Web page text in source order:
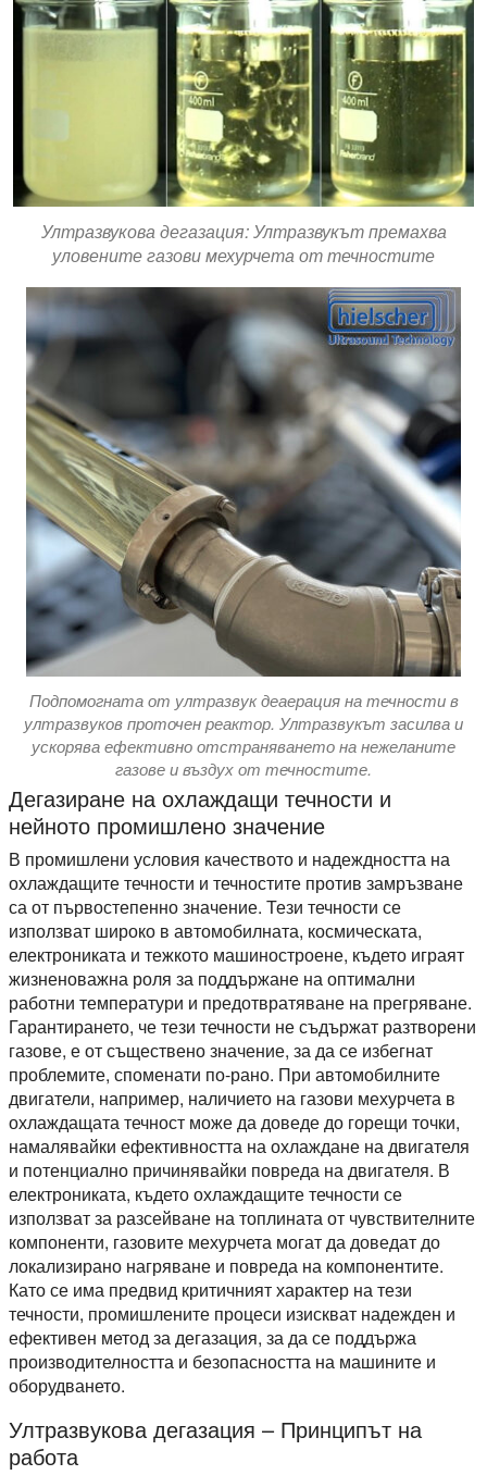
Ултразвукова дегазация: Ултразвукът премахва
уловените газови мехурчета от течностите
Подпомогната от ултразвук деаерация на течности в
ултразвуков проточен реактор. Ултразвукът засилва и
ускорява ефективно отстраняването на нежеланите
газове и въздух от течностите.
Дегазиране на охлаждащи течности и
нейното промишлено значение
В промишлени условия качеството и надеждността на
охлаждащите течности и течностите против замръзване
са от първостепенно значение. Тези течности се
използват широко в автомобилната, космическата,
електрониката и тежкото машиностроене, където играят
жизненоважна роля за поддържане на оптимални
работни температури и предотвратяване на прегряване.
Гарантирането, че тези течности не съдържат разтворени
газове, е от съществено значение, за да се избегнат
проблемите, споменати по-рано. При автомобилните
двигатели, например, наличието на газови мехурчета в
охлаждащата течност може да доведе до горещи точки,
намалявайки ефективността на охлаждане на двигателя
и потенциално причинявайки повреда на двигателя. В
електрониката, където охлаждащите течности се
използват за разсейване на топлината от чувствителните
компоненти, газовите мехурчета могат да доведат до
локализирано нагряване и повреда на компонентите.
Като се има предвид критичният характер на тези
течности, промишлените процеси изискват надежден и
ефективен метод за дегазация, за да се поддържа
производителността и безопасността на машините и
оборудването.
Ултразвукова дегазация – Принципът на
работа